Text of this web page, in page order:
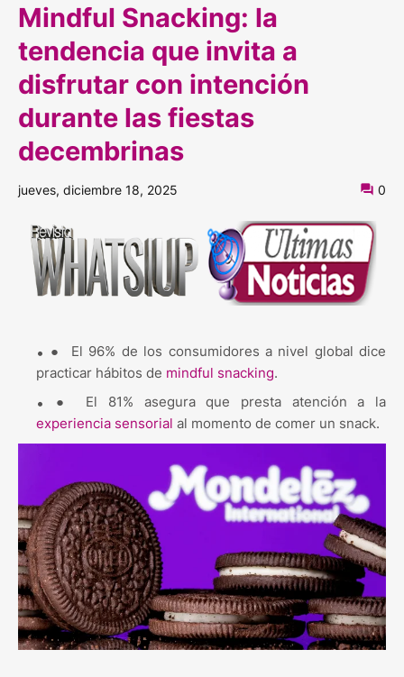
Mindful Snacking: la
tendencia que invita a
disfrutar con intención
durante las fiestas
decembrinas
jueves, diciembre 18, 2025 0
●
El 96% de los consumidores a nivel global dice
practicar hábitos de mindful snacking.
●
El 81% asegura que presta atención a la
experiencia sensorial al momento de comer un snack.